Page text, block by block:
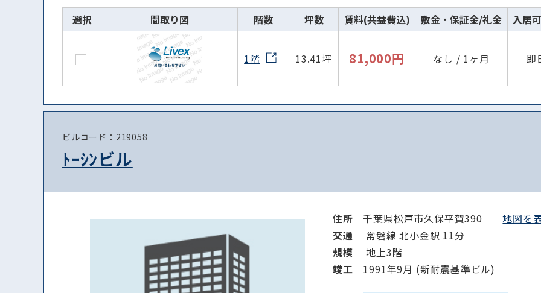
選択 間取り図 階数 坪数 賃料(共益費込) 敷金・保証金/礼金 入居
1階 13.41坪 81,000円 なし / 1ヶ月 即
ビルコード：219058
ﾄｰｼﾝビル
住所千葉県松戸市久保平賀390地図を
交通
常磐線 北小金駅 11分
規模
地上3階
竣⼯ 1991年9月 (新耐震基準ビル)